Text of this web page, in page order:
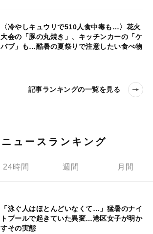
〈冷やしキュウリで510人食中毒も…〉花火
大会の「豚の丸焼き」、キッチンカーの「ケ
バブ」も…酷暑の夏祭りで注意したい食べ物
記事ランキングの一覧を見る
ニュースランキング
24時間 週間 月間
「泳ぐ人はほとんどいなくて…」猛暑のナイ
トプールで起きていた異変…港区女子が明か
すその実態